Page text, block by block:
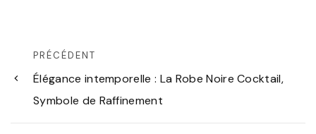
PRÉCÉDENT
Élégance intemporelle : La Robe Noire Cocktail,
Symbole de Raffinement